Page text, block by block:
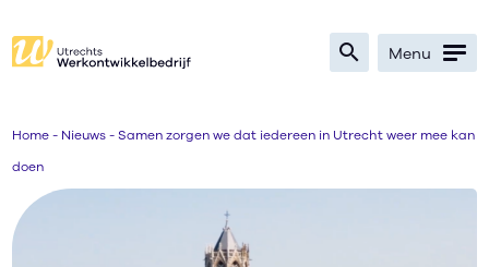
search Menu
Zoeken
Home- Nieuws-Samen zorgen we dat iedereen in Utrecht weer mee kan
doen